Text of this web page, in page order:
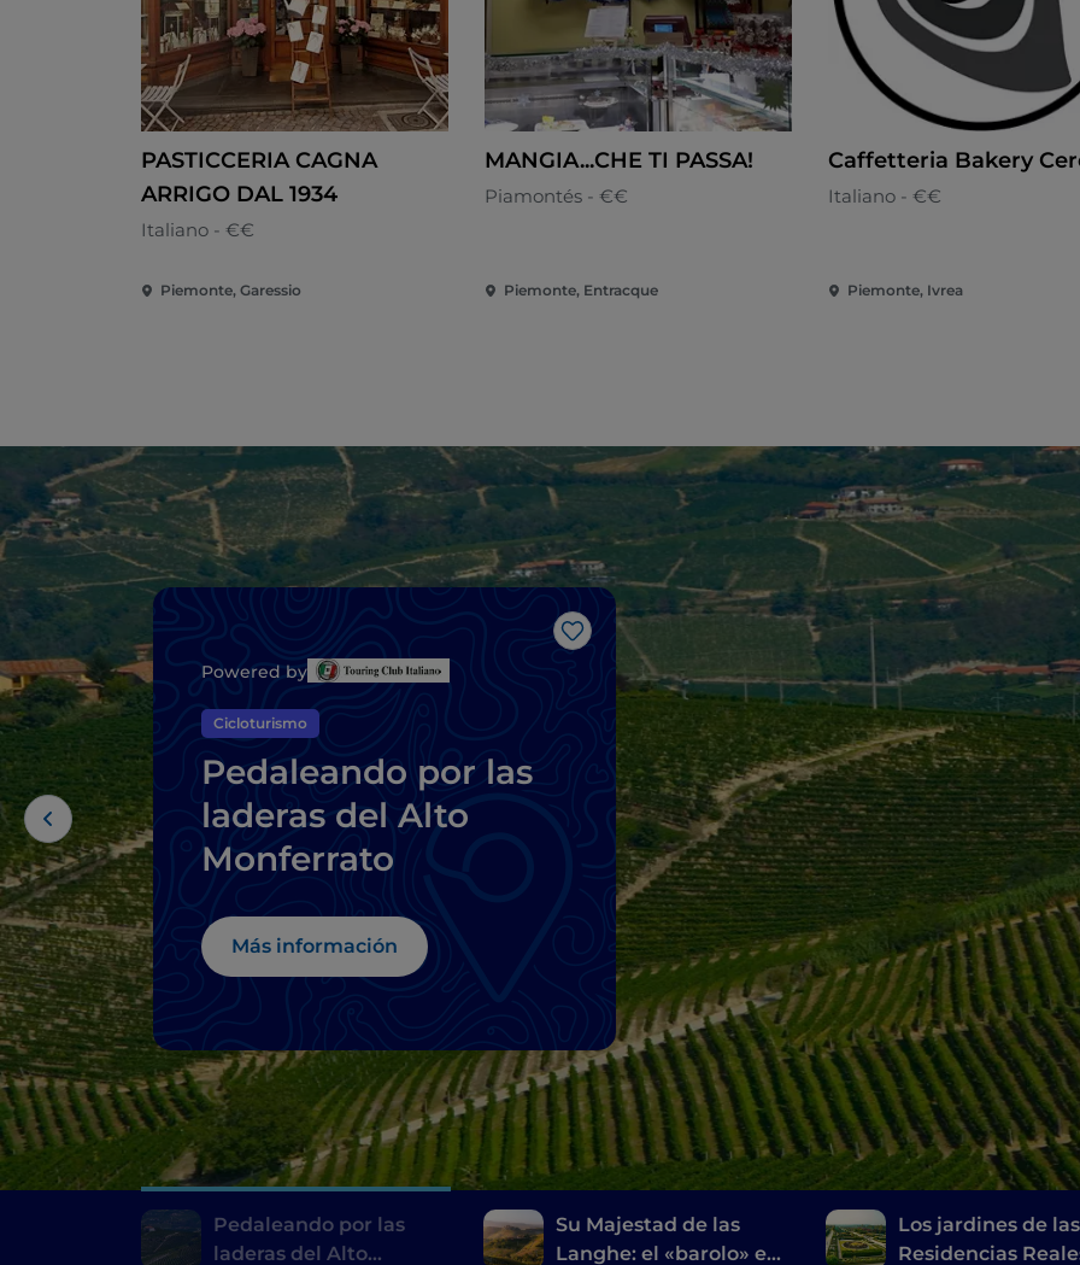
PASTICCERIA CAGNA
ARRIGO DAL 1934
Italiano - €€
Piemonte, Garessio
MANGIA...CHE TI PASSA!
Piamontés - €€
Piemonte, Entracque
Caffetteria Bakery
Italiano - €€
Piemonte, Ivrea
Me gusta
Powered by
Cicloturismo
Pedaleando por las
laderas del Alto
Monferrato
Más información
Pedaleando por las
laderas del Alto
Su Majestad de las
Langhe: el «barolo» en
Los jardines de las
Residencias